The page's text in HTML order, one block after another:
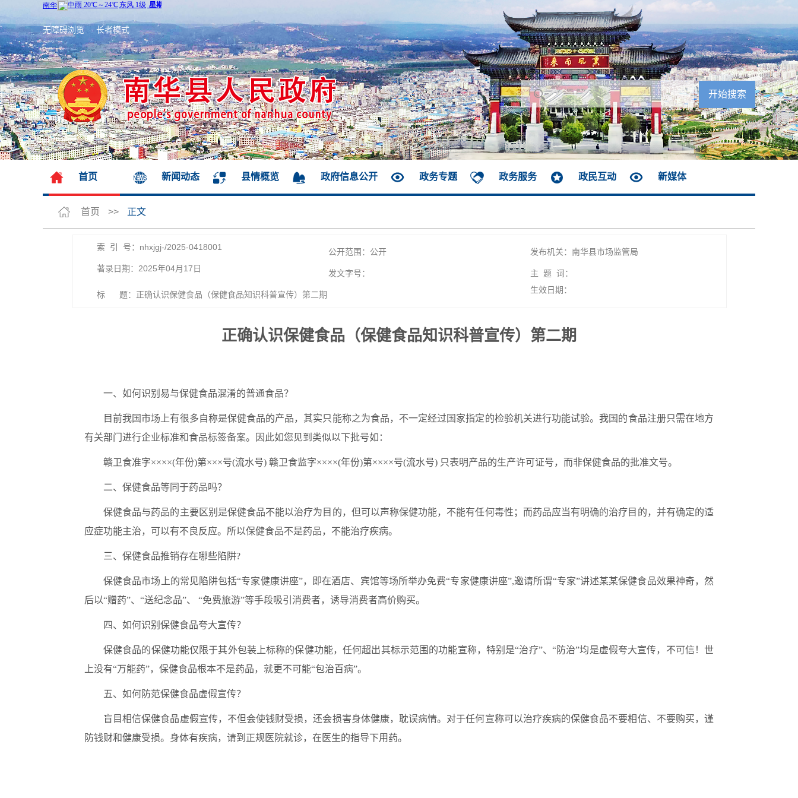
无障碍浏览 长者模式
首页 新闻动态 县情概览 政府信息公开 政务专题 政务服务 政民互动 新媒体
首页 >> 正文
索 引 号：nhxjgj-/2025-0418001 公开范围：公开
发布机关：南华县市场监管局
著录日期：2025年04月17日
发文字号： 主 题 词：
标 题：正确认识保健食品（保健食品知识科普宣传）第二期 生效日期：
正确认识保健食品（保健食品知识科普宣传）第二期
一、如何识别易与保健食品混淆的普通食品？
目前我国市场上有很多自称是保健食品的产品，其实只能称之为食品，不一定经过国家指定的检验机关进行功能试验。我国的食品注册只需在地方
有关部门进行企业标准和食品标签备案。因此如您见到类似以下批号如：
赣卫食准字××××(年份)第×××号(流水号) 赣卫食监字××××(年份)第××××号(流水号) 只表明产品的生产许可证号，而非保健食品的批准文号。
二、保健食品等同于药品吗？
保健食品与药品的主要区别是保健食品不能以治疗为目的，但可以声称保健功能，不能有任何毒性；而药品应当有明确的治疗目的，并有确定的适
应症功能主治，可以有不良反应。所以保健食品不是药品，不能治疗疾病。
三、保健食品推销存在哪些陷阱?
保健食品市场上的常见陷阱包括“专家健康讲座”，即在酒店、宾馆等场所举办免费“专家健康讲座”,邀请所谓“专家”讲述某某保健食品效果神奇，然
后以“赠药”、 “送纪念品”、 “免费旅游”等手段吸引消费者，诱导消费者高价购买。
四、如何识别保健食品夸大宣传？
保健食品的保健功能仅限于其外包装上标称的保健功能，任何超出其标示范围的功能宣称，特别是“治疗”、 “防治”均是虚假夸大宣传，不可信！世
上没有“万能药”，保健食品根本不是药品，就更不可能“包治百病”。
五、如何防范保健食品虚假宣传？
盲目相信保健食品虚假宣传，不但会使钱财受损，还会损害身体健康，耽误病情。对于任何宣称可以治疗疾病的保健食品不要相信、不要购买，谨
防钱财和健康受损。身体有疾病，请到正规医院就诊，在医生的指导下用药。